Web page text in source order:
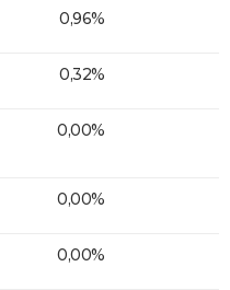
0,96%
0,32%
0,00%
0,00%
0,00%